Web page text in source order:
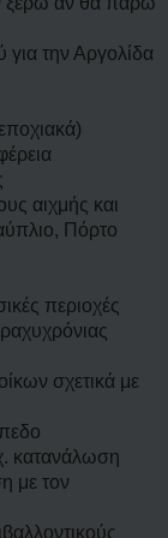
για την Αργολίδα
αιχμής και
Πόρτο
περιοχές
σχετικά με
κατανάλωση
με τον